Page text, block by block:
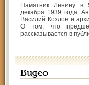
Памятник Ленину в
декабря 1939 года.
Василий Козлов и
О том, что
рассказывается в
Видео